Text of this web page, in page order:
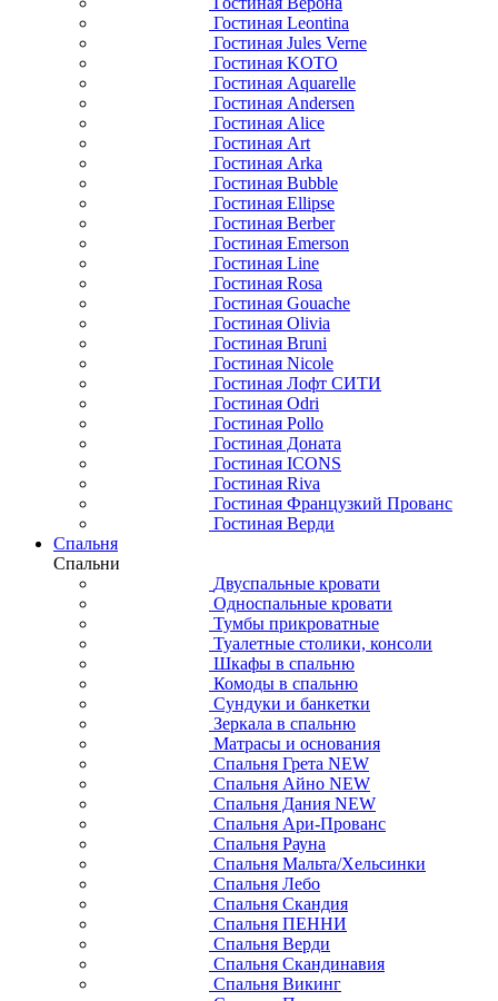
Гостиная Leontina
Гостиная Jules Verne
Гостиная KOTO
Гостиная Aquarelle
Гостиная Andersen
Гостиная Alice
Гостиная Art
Гостиная Arka
Гостиная Bubble
Гостиная Ellipse
Гостиная Berber
Гостиная Emerson
Гостиная Line
Гостиная Rosa
Гостиная Gouache
Гостиная Olivia
Гостиная Bruni
Гостиная Nicole
Гостиная Лофт СИТИ
Гостиная Odri
Гостиная Pollo
Гостиная Доната
Гостиная ICONS
Гостиная Riva
Гостиная Французкий Прованс
Гостиная Верди
Спальня
Спальни
Двуспальные кровати
Односпальные кровати
Тумбы прикроватные
Туалетные столики, консоли
Шкафы в спальню
Комоды в спальню
Сундуки и банкетки
Зеркала в спальню
Матрасы и основания
Спальня Грета NEW
Спальня Айно NEW
Спальня Дания NEW
Спальня Ари-Прованс
Спальня Рауна
Спальня Мальта/Хельсинки
Спальня Лебо
Спальня Скандия
Спальня ПЕННИ
Спальня Верди
Спальня Скандинавия
Спальня Викинг